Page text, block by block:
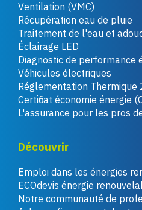
Ventilation (VMC)
Récupération eau de pluie
Traitement de l'eau et
Éclairage LED
Diagnostic de performance
Véhicules électriques
Réglementation
Certificat économie énergie
L'assurance pour les pros
Découvrir
Emploi dans les énergies
ECOdevis énergie
Notre communauté de